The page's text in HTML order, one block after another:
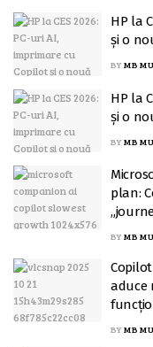
HP la
și o
BY MB
HP la
și o
BY MB
plan:
BY MB
aduce
BY MB